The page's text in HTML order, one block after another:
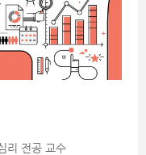
리 전공 교수